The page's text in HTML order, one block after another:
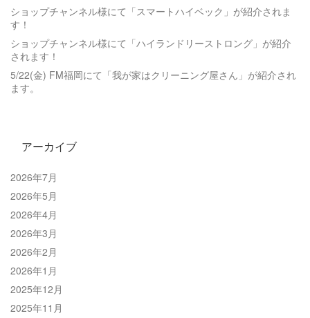
ショップチャンネル様にて「スマートハイベック」が紹介されま
す！
ショップチャンネル様にて「ハイランドリーストロング」が紹介
されます！
5/22(金) FM福岡にて「我が家はクリーニング屋さん」が紹介され
ます。
アーカイブ
2026年7月
2026年5月
2026年4月
2026年3月
2026年2月
2026年1月
2025年12月
2025年11月